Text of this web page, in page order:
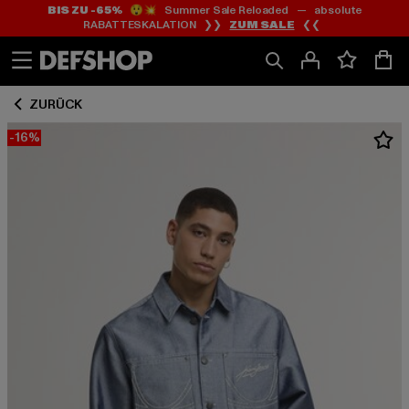
Zum
Inhalt
springen
Zum
Fußzeile
springen
BIS ZU -65%😲💥 Summer Sale Reloaded — absolute
RABATTESKALATION ❯❯ ZUM SALE ❮❮
ZURÜCK
-16%